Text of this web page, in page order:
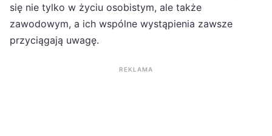
się nie tylko w życiu osobistym, ale także
zawodowym, a ich wspólne wystąpienia zawsze
przyciągają uwagę.
REKLAMA